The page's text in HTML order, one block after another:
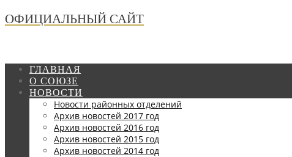
ОФИЦИАЛЬНЫЙ САЙТ
ГЛАВНАЯ
О СОЮЗЕ
НОВОСТИ
Новости районных отделений
Архив новостей 2017 год
Архив новостей 2016 год
Архив новостей 2015 год
Архив новостей 2014 год